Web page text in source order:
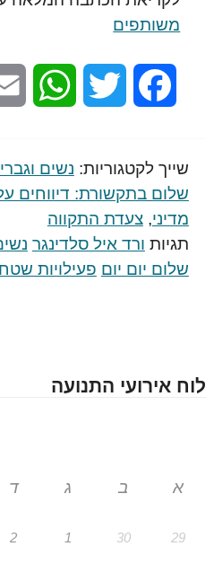
משותפים
Facebook
Twitter
שייך לקטגוריות: נשים
שלום בתקשורת: דיווחים
מדיני,צעדת התקווה
תגיות ורד איל סלדינגר
שלום יום יום פעילויות שטח
לוח אירועי התנועה
א ב ג ד
29
30
1
2